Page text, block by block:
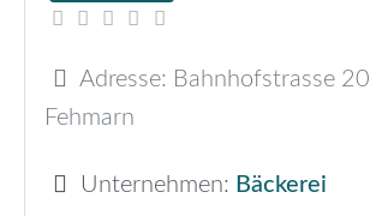
Adresse: Bahnhofstrasse 20
Fehmarn
Unternehmen: Bäckerei